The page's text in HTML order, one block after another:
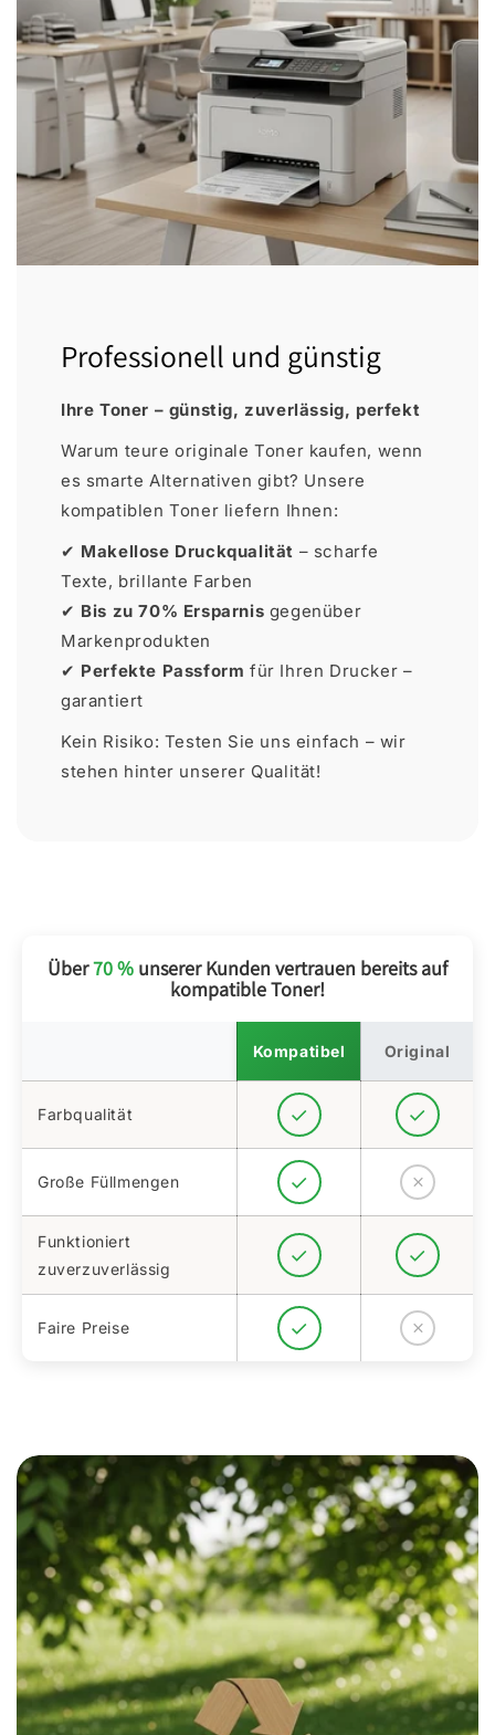
Professionell und günstig
Ihre Toner – günstig, zuverlässig, perfekt
Warum teure originale Toner kaufen, wenn
es smarte Alternativen gibt? Unsere
kompatiblen Toner liefern Ihnen:
✔ Makellose Druckqualität – scharfe
Texte, brillante Farben
✔ Bis zu 70% Ersparnis gegenüber
Markenprodukten
✔ Perfekte Passform für Ihren Drucker –
garantiert
Kein Risiko: Testen Sie uns einfach – wir
stehen hinter unserer Qualität!
Über70 % unserer Kunden vertrauen bereits auf
kompatible Toner!
Kompatibel Original
Farbqualität
Große Füllmengen
Funktioniert
zuverzuverlässig
Faire Preise